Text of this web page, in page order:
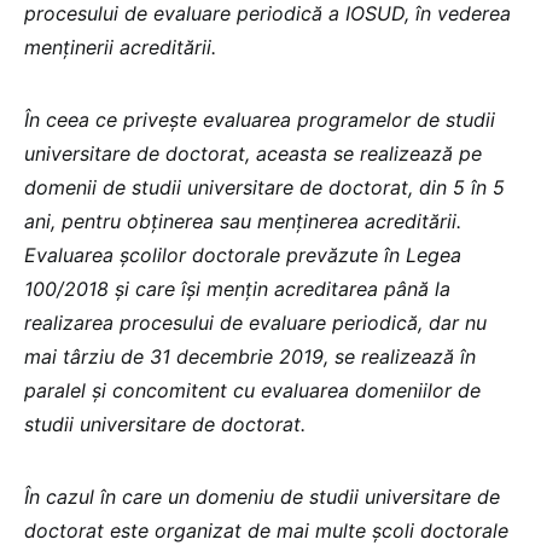
procesului de evaluare periodică a IOSUD, în vederea
menținerii acreditării.
În ceea ce privește evaluarea programelor de studii
universitare de doctorat, aceasta se realizează pe
domenii de studii universitare de doctorat, din 5 în 5
ani, pentru obținerea sau menținerea acreditării.
Evaluarea școlilor doctorale prevăzute în Legea
100/2018 și care își menţin acreditarea până la
realizarea procesului de evaluare periodică, dar nu
mai târziu de 31 decembrie 2019, se realizează în
paralel și concomitent cu evaluarea domeniilor de
studii universitare de doctorat.
În cazul în care un domeniu de studii universitare de
doctorat este organizat de mai multe școli doctorale